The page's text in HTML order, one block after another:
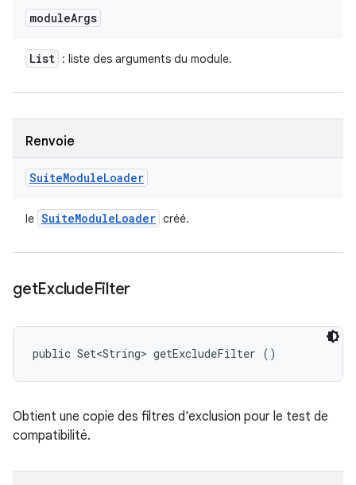
moduleArgs
List : liste des arguments du module.
Renvoie
SuiteModuleLoader
le SuiteModuleLoader créé.
getExcludeFilter
public Set<String> getExcludeFilter ()
Obtient une copie des filtres d'exclusion pour le test de
compatibilité.